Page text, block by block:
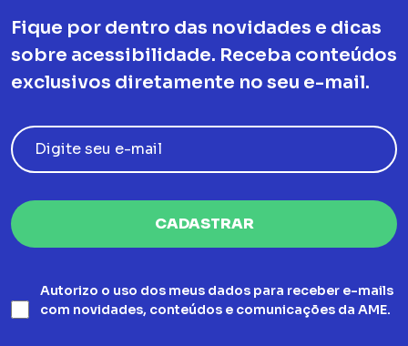
Fique por dentro das novidades e dicas
sobre acessibilidade. Receba conteúdos
exclusivos diretamente no seu e-mail.
Autorizo o uso dos meus dados para receber e-mails
com novidades, conteúdos e comunicações da AME.